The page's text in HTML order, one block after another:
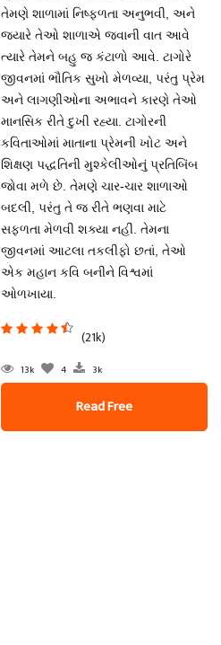
તેમણે શાળામાં નિષ્ફળતા અનુભવી, અને
જ્યારે તેઓ શાળાએ જવાની વાત આવે
ત્યારે તેમને બહુ જ કંટાળો આવે. ટાગોરે
જીવનમાં ભૌતિક સુખો મેળવ્યા, પરંતુ પ્રેમ
અને લાગણીઓના અભાવને કારણે તેઓ
માનસિક રીતે દુખી રહ્યા. ટાગોરની
કવિતાઓમાં માતાના પ્રેમની ખોટ અને
શિક્ષણ પદ્ધતિની મુશ્કેલીઓનું પ્રતિબિંબ
જોવા મળે છે. તેમણે ચાર-ચાર શાળાઓ
બદલી, પરંતુ તે જ રીતે ભણવા માટે
સફળતા મેળવી શક્યા નહીં. તેમના
જીવનમાં આટલા તકલીફો છતાં, તેઓ
એક મહાન કવિ બનીને વિશ્વમાં
ઓળખાયા.
(21k)
13k 4 3k
Read Free